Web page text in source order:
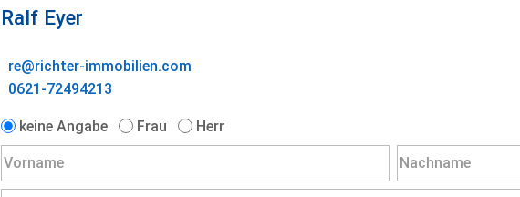
Ralf Eyer
re@richter-immobilien.com
0621-72494213
keine Angabe Frau Herr